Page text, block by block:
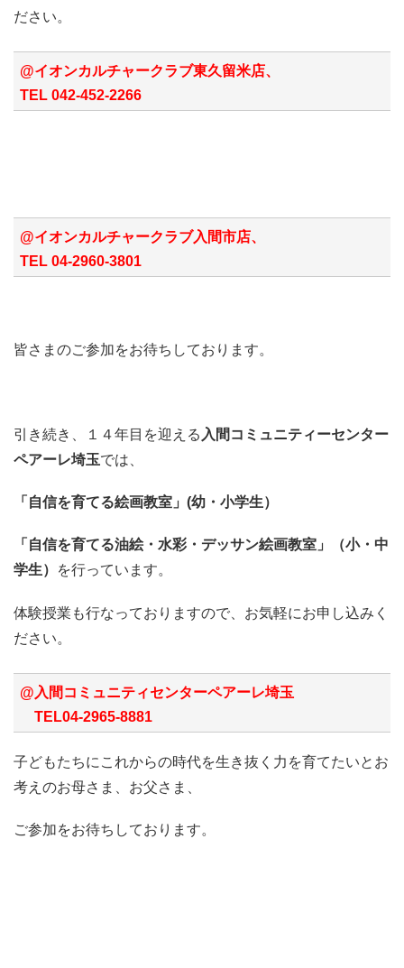
ださい。
@イオンカルチャークラブ東久留米店、
TEL 042-452-2266
@イオンカルチャークラブ入間市店、
TEL 04-2960-3801
皆さまのご参加をお待ちしております。
引き続き、１４年目を迎える 入間コミュニティーセンター
ペアーレ埼玉では、
「自信を育てる絵画教室」(幼・小学生）
「自信を育てる油絵・水彩・デッサン絵画教室」（小・中
学生）
を行っています。
体験授業も行なっておりますので、お気軽にお申し込みく
ださい。
@入間コミュニティセンターペアーレ埼玉
TEL04-2965-8881
子どもたちにこれからの時代を生き抜く力を育てたいとお
考えのお母さま、お父さま、
ご参加をお待ちしております。